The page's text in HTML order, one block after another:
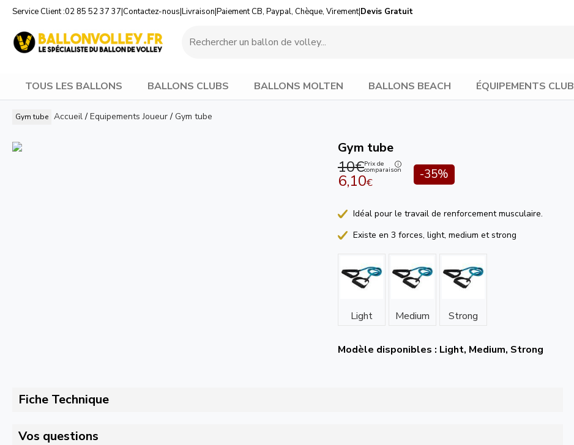
Service Client :02 85 52 37 37|Contactez-nous|Livraison|Paiement CB, Paypal, Chèque, Virement|Devis Gratuit
TOUS LES BALLONS BALLONS CLUBS BALLONS MOLTEN BALLONS BEACH ÉQUIPEMENTS CLUB
Gym tube Accueil / Equipements Joueur / Gym tube
Gym tube
10€Prix de
comparaison
6,10€ -35%
Idéal pour le travail de renforcement musculaire.
Existe en 3 forces, light, medium et strong
Light Medium Strong
Modèle disponibles : Light, Medium, Strong
Fiche Technique
Vos questions